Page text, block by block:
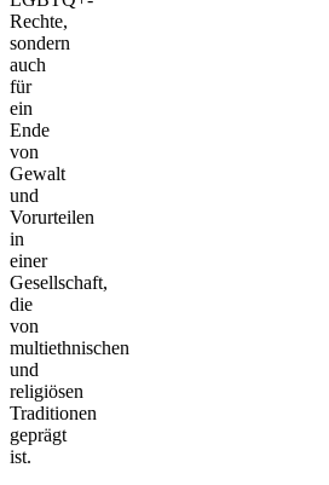
Rechte,
sondern
auch
für
ein
Ende
von
Gewalt
und
Vorurteilen
in
einer
Gesellschaft,
die
von
multiethnischen
und
religiösen
Traditionen
geprägt
ist.